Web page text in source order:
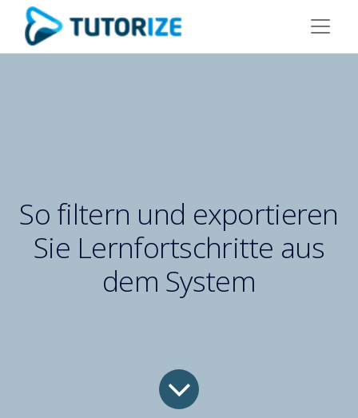
So filtern und exportieren
Sie Lernfortschritte aus
dem System